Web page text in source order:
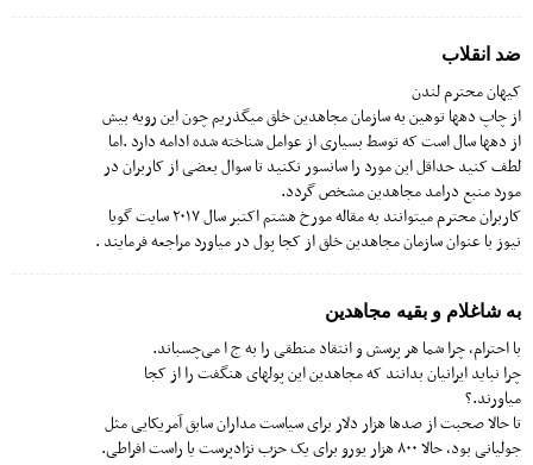
ضد انقلاب
کیهان محترم لندن
از چاپ دهها توهین به سازمان مجاهدین خلق میگذریم چون این رویه بیش
از دهها سال است که توسط بسیاری از عوامل شناخته شده ادامه دارد .اما
لطف کنید حداقل این مورد را سانسور نکنید تا سوال بعضی از کاربران در
مورد منبع درامد مجاهدین مشخص گردد.
کاربران محترم میتوانند به مقاله مورخ هشتم اکتبر سال ۲۰۱۷ سایت گویا
نیوز با عنوان سازمان مجاهدین خلق از کجا پول در میاورد مراجعه فرمایند .
به شاغلام و بقیه مجاهدین
با احترام، چرا شما هر پرسش و انتقاد منطقی را به ج ا می‌چسباند.
چرا نباید ایرانیان بدانند که مجاهدین این پولهای هنگفت را از کجا
میاورند.؟
تا حالا صحبت از صدها هزار دلار برای سیاست مداران سابق آمریکایی مثل
جولیانی بود، حالا ۸۰۰ هزار یورو برای یک حزب نژادپرست یا راست افراطی.